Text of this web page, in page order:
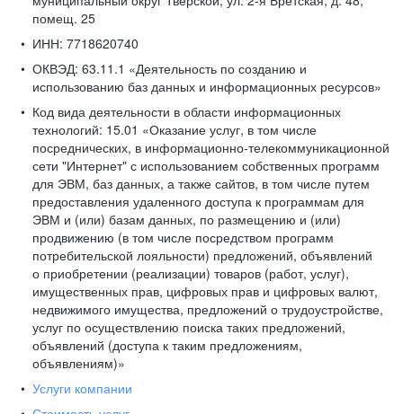
помещ. 25
ИНН: 7718620740
ОКВЭД: 63.11.1 «Деятельность по созданию и
использованию баз данных и информационных ресурсов»
Код вида деятельности в области информационных
технологий: 15.01 «Оказание услуг, в том числе
посреднических, в информационно-телекоммуникационной
сети "Интернет" с использованием собственных программ
для ЭВМ, баз данных, а также сайтов, в том числе путем
предоставления удаленного доступа к программам для
ЭВМ и (или) базам данных, по размещению и (или)
продвижению (в том числе посредством программ
потребительской лояльности) предложений, объявлений
о приобретении (реализации) товаров (работ, услуг),
имущественных прав, цифровых прав и цифровых валют,
недвижимого имущества, предложений о трудоустройстве,
услуг по осуществлению поиска таких предложений,
объявлений (доступа к таким предложениям,
объявлениям)»
Услуги компании